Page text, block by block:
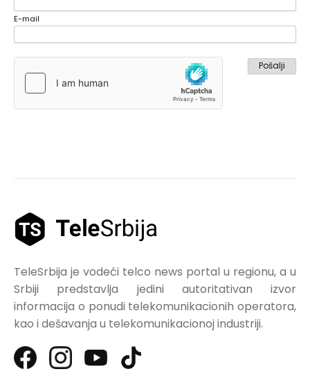
E-mail
TeleSrbija je vodeći telco news portal u regionu, a u
Srbiji predstavlja jedini autoritativan izvor
informacija o ponudi telekomunikacionih operatora,
kao i dešavanja u telekomunikacionoj industriji.